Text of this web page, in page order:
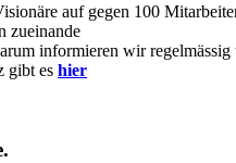
auf gegen 100
zueinande
informieren wir regelmässig
gibt es hier